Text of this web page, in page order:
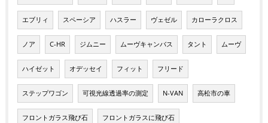
エブリィ スペーシア ハスラー ヴェゼル カローラクロス
ノア C-HR ジムニー ムーヴキャンバス タント ムーヴ
ハイゼット オデッセイ フィット フリード
ステップワゴン 可視光線透過率の測定 N-VAN 高松市の車
フロントガラス飛び石 フロントガラスに飛び石